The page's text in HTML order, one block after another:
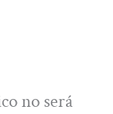
no será